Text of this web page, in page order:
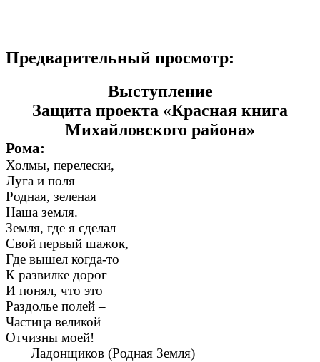
Предварительный просмотр:
Выступление
Защита проекта «Красная книга
Михайловского района»
Рома:
Холмы, перелески,
Луга и поля –
Родная, зеленая
Наша земля.
Земля, где я сделал
Свой первый шажок,
Где вышел когда-то
К развилке дорог
И понял, что это
Раздолье полей –
Частица великой
Отчизны моей!
Ладонщиков (Родная Земля)